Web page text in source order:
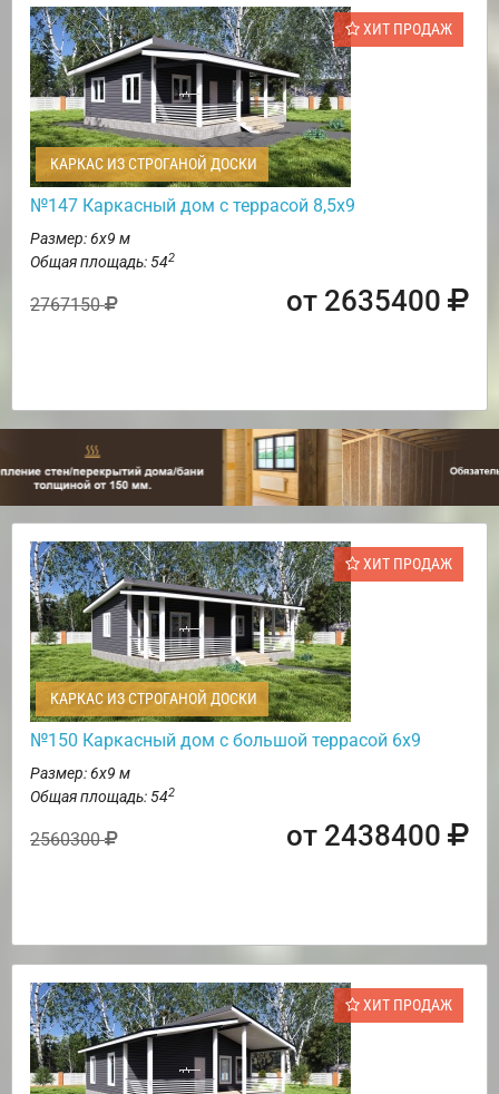
ХИТ ПРОДАЖ
КАРКАС ИЗ СТРОГАНОЙ ДОСКИ
№147 Каркасный дом с террасой 8,5х9
Размер: 6х9 м
Общая площадь: 542
2767150 от 2635400
ХИТ ПРОДАЖ
КАРКАС ИЗ СТРОГАНОЙ ДОСКИ
№150 Каркасный дом с большой террасой 6х9
Размер: 6х9 м
Общая площадь: 542
2560300 от 2438400
ХИТ ПРОДАЖ